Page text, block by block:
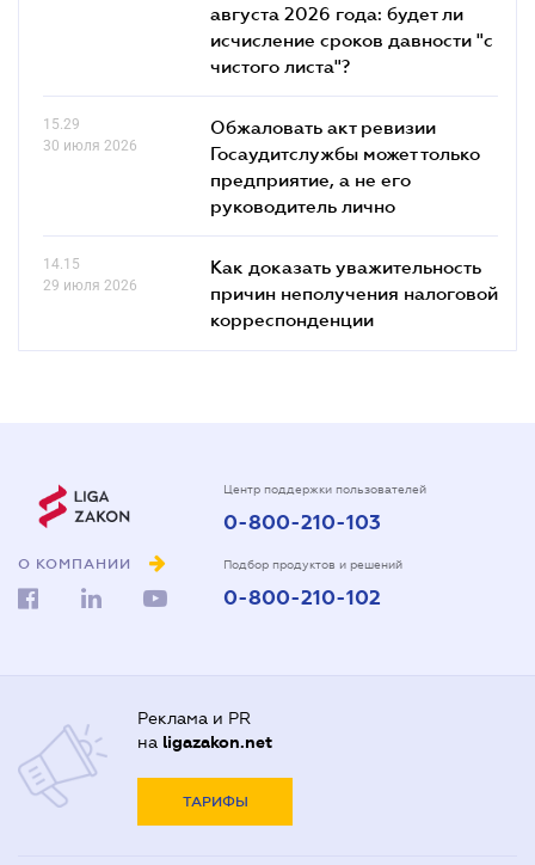
августа 2026 года: будет ли
исчисление сроков давности "с
чистого листа"?
15.29
30 июля 2026
Обжаловать акт ревизии
Госаудитслужбы может только
предприятие, а не его
руководитель лично
14.15
29 июля 2026
Как доказать уважительность
причин неполучения налоговой
корреспонденции
О КОМПАНИИ
Центр поддержки пользователей
0-800-210-103
Подбор продуктов и решений
0-800-210-102
Реклама и PR
на ligazakon.net
ТАРИФЫ